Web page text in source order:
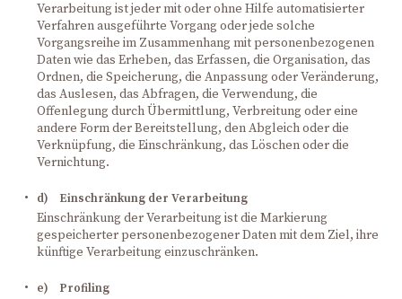
Verarbeitung ist jeder mit oder ohne Hilfe automatisierter
Verfahren ausgeführte Vorgang oder jede solche
Vorgangsreihe im Zusammenhang mit personenbezogenen
Daten wie das Erheben, das Erfassen, die Organisation, das
Ordnen, die Speicherung, die Anpassung oder Veränderung,
das Auslesen, das Abfragen, die Verwendung, die
Offenlegung durch Übermittlung, Verbreitung oder eine
andere Form der Bereitstellung, den Abgleich oder die
Verknüpfung, die Einschränkung, das Löschen oder die
Vernichtung.
d) Einschränkung der Verarbeitung
Einschränkung der Verarbeitung ist die Markierung
gespeicherter personenbezogener Daten mit dem Ziel, ihre
künftige Verarbeitung einzuschränken.
e) Profiling